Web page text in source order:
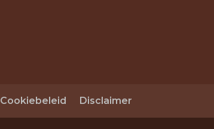
Cookiebeleid Disclaimer